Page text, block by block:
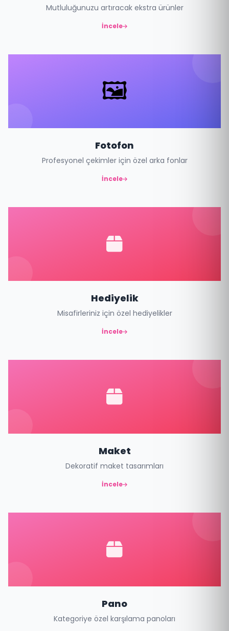
Mutluluğunuzu artıracak ekstra ürünler
İncele
🖼️
Fotofon
Profesyonel çekimler için özel arka fonlar
İncele
Hediyelik
Misafirleriniz için özel hediyelikler
İncele
Maket
Dekoratif maket tasarımları
İncele
Pano
Kategoriye özel karşılama panoları